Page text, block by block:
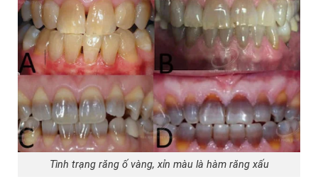
Tình trạng răng ố vàng, xỉn màu là hàm răng xấu